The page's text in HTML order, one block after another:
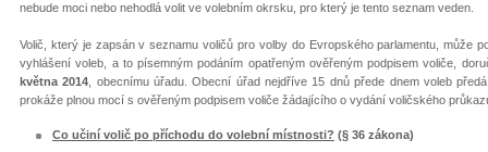
nebude moci nebo nehodlá volit ve volebním okrsku, pro který je tento seznam veden.
Volič, který je zapsán v seznamu voličů pro volby do Evropského parlamentu, může
vyhlášení voleb, a to písemným podáním opatřeným ověřeným podpisem voliče,
května 2014 , obecnímu úřadu. Obecní úřad nejdříve 15 dnů přede dnem voleb
prokáže plnou mocí s ověřeným podpisem voliče žádajícího o vydání voličského
Co učiní volič po příchodu do volební místnosti? (§ 36 zákona)